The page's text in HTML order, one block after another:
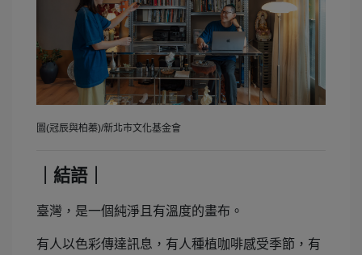
圖(冠辰與柏蓁)/新北市文化基金會
｜結語｜
臺灣，是一個純淨且有溫度的畫布。
有人以色彩傳達訊息，有人種植咖啡感受季節，有